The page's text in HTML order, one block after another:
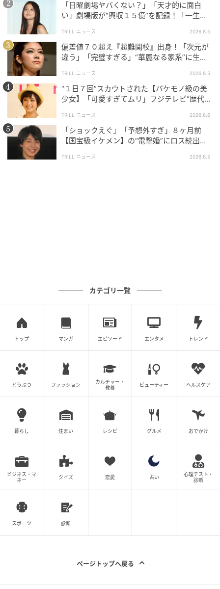
「日曜劇場ヤバくない？」「天才的に面白
い」劇場版が“興収１５億”を記録！「一生言
TRILL ニュース 2026.8.5
偏差値７０超え『超難関校』出身！「次元が
違う」「完璧すぎる」“華麗なる家系”に生ま
TRILL ニュース 2026.8.5
“１日７回”スカウトされた【バケモノ級の美
少女】「可愛すぎてムリ」フジテレビ“歴代N
TRILL ニュース 2026.8.6
「ショックえぐ」「予想外すぎ」８ヶ月前
【国宝級イケメン】の“電撃婚”にロス続出！
TRILL ニュース 2026.8.5
カテゴリ一覧
トップ マンガ エピソード エンタメ トレンド
どうぶつ ファッション
カルチャー・
教養
ビューティー ヘルスケア
暮らし 住まい レシピ グルメ おでかけ
ビジネス・マ
ネー
クイズ 恋愛 占い
心理テスト・
診断
スポーツ 診断
ページトップへ戻る